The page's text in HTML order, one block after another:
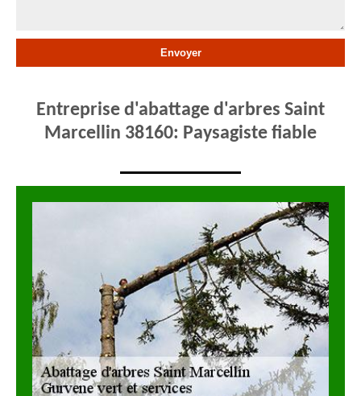
Entreprise d'abattage d'arbres Saint
Marcellin 38160: Paysagiste fiable